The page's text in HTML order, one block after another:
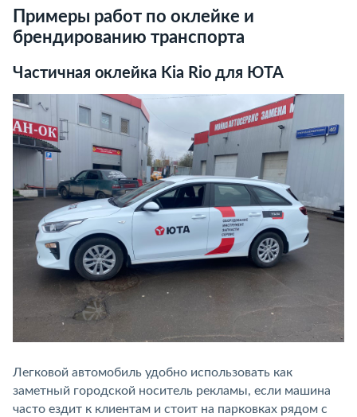
Примеры работ по оклейке и
брендированию транспорта
Частичная оклейка Kia Rio для ЮТА
Легковой автомобиль удобно использовать как
заметный городской носитель рекламы, если машина
часто ездит к клиентам и стоит на парковках рядом с